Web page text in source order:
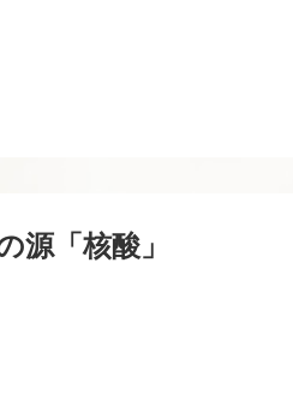
源「核酸」